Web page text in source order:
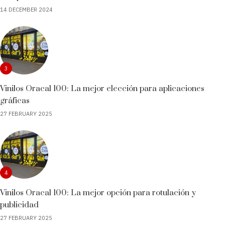
14 DECEMBER 2024
3
Vinilos Oracal 100: La mejor elección para aplicaciones
gráficas
27 FEBRUARY 2025
4
Vinilos Oracal 100: La mejor opción para rotulación y
publicidad
27 FEBRUARY 2025